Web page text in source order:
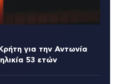
για την Αντωνία
53 ετών